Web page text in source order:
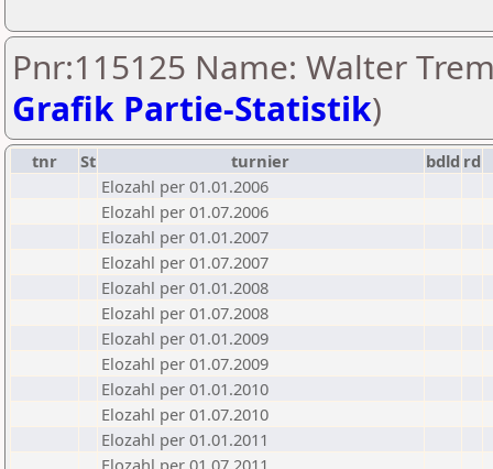
Pnr:115125 Name: Walter
Grafik Partie-Statistik)
tnr St turnier bdld rd
Elozahl per 01.01.2006
Elozahl per 01.07.2006
Elozahl per 01.01.2007
Elozahl per 01.07.2007
Elozahl per 01.01.2008
Elozahl per 01.07.2008
Elozahl per 01.01.2009
Elozahl per 01.07.2009
Elozahl per 01.01.2010
Elozahl per 01.07.2010
Elozahl per 01.01.2011
Elozahl per 01.07.2011